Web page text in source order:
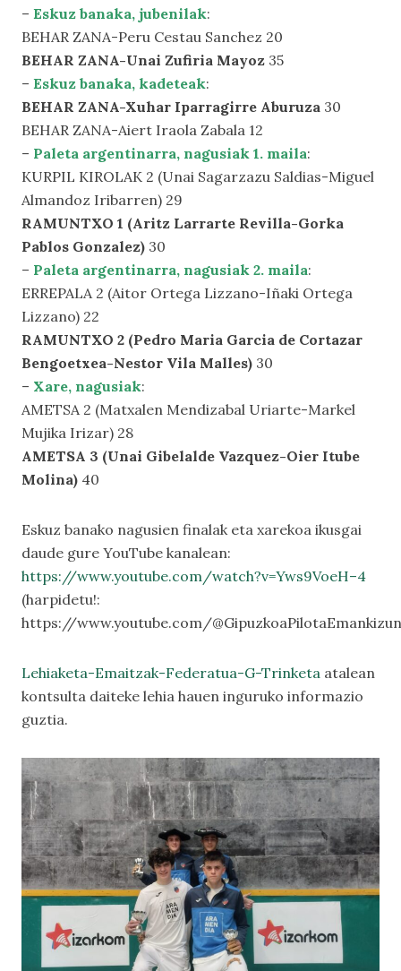
– Eskuz banaka, jubenilak:
BEHAR ZANA-Peru Cestau Sanchez 20
BEHAR ZANA-Unai Zufiria Mayoz 35
– Eskuz banaka, kadeteak:
BEHAR ZANA-Xuhar Iparragirre Aburuza 30
BEHAR ZANA-Aiert Iraola Zabala 12
– Paleta argentinarra, nagusiak 1. maila:
KURPIL KIROLAK 2 (Unai Sagarzazu Saldias-Miguel
Almandoz Iribarren) 29
RAMUNTXO 1 (Aritz Larrarte Revilla-Gorka
Pablos Gonzalez) 30
– Paleta argentinarra, nagusiak 2. maila:
ERREPALA 2 (Aitor Ortega Lizzano-Iñaki Ortega
Lizzano) 22
RAMUNTXO 2 (Pedro Maria Garcia de Cortazar
Bengoetxea-Nestor Vila Malles) 30
– Xare, nagusiak:
AMETSA 2 (Matxalen Mendizabal Uriarte-Markel
Mujika Irizar) 28
AMETSA 3 (Unai Gibelalde Vazquez-Oier Itube
Molina) 40
Eskuz banako nagusien finalak eta xarekoa ikusgai
daude gure YouTube kanalean:
https://www.youtube.com/watch?v=Yws9VoeH–4
(harpidetu!:
https://www.youtube.com/
Lehiaketa-Emaitzak-Federatua-G-Trinketa atalean
kontsulta daiteke lehia hauen inguruko informazio
guztia.